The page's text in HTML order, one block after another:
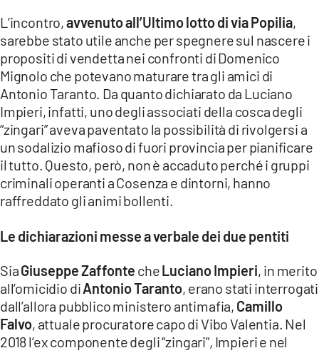
L’incontro,avvenuto all’Ultimo lotto di via Popilia,
sarebbe stato utile anche per spegnere sul nascere i
propositi di vendetta nei confronti di Domenico
Mignolo che potevano maturare tra gli amici di
Antonio Taranto. Da quanto dichiarato da Luciano
Impieri, infatti, uno degli associati della cosca degli
“zingari” aveva paventato la possibilità di rivolgersi a
un sodalizio mafioso di fuori provincia per pianificare
il tutto. Questo, però, non è accaduto perché i gruppi
criminali operanti a Cosenza e dintorni, hanno
raffreddato gli animi bollenti.
Le dichiarazioni messe a verbale dei due pentiti
SiaGiuseppe Zaffonte cheLuciano Impieri, in merito
all’omicidio diAntonio Taranto, erano stati interrogati
dall’allora pubblico ministero antimafia, Camillo
Falvo, attuale procuratore capo di Vibo Valentia. Nel
2018 l’ex componente degli “zingari”, Impieri e nel